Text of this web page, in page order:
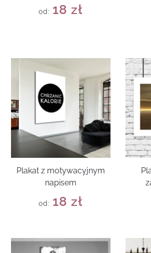
od: 18zł
Plakat z motywacyjnym
napisem
od: 18zł